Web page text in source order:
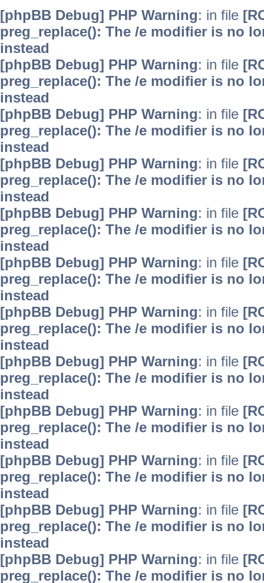
[phpBB Debug] PHP Warning: in file
preg_replace(): The /e modifier is no
instead
[phpBB Debug] PHP Warning: in file
preg_replace(): The /e modifier is no
instead
[phpBB Debug] PHP Warning: in file
preg_replace(): The /e modifier is no
instead
[phpBB Debug] PHP Warning: in file
preg_replace(): The /e modifier is no
instead
[phpBB Debug] PHP Warning: in file
preg_replace(): The /e modifier is no
instead
[phpBB Debug] PHP Warning: in file
preg_replace(): The /e modifier is no
instead
[phpBB Debug] PHP Warning: in file
preg_replace(): The /e modifier is no
instead
[phpBB Debug] PHP Warning: in file
preg_replace(): The /e modifier is no
instead
[phpBB Debug] PHP Warning: in file
preg_replace(): The /e modifier is no
instead
[phpBB Debug] PHP Warning: in file
preg_replace(): The /e modifier is no
instead
[phpBB Debug] PHP Warning: in file
preg_replace(): The /e modifier is no
instead
[phpBB Debug] PHP Warning: in file
preg_replace(): The /e modifier is no